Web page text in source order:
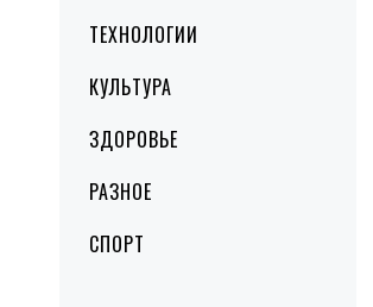
ТЕХНОЛОГИИ
КУЛЬТУРА
ЗДОРОВЬЕ
РАЗНОЕ
СПОРТ